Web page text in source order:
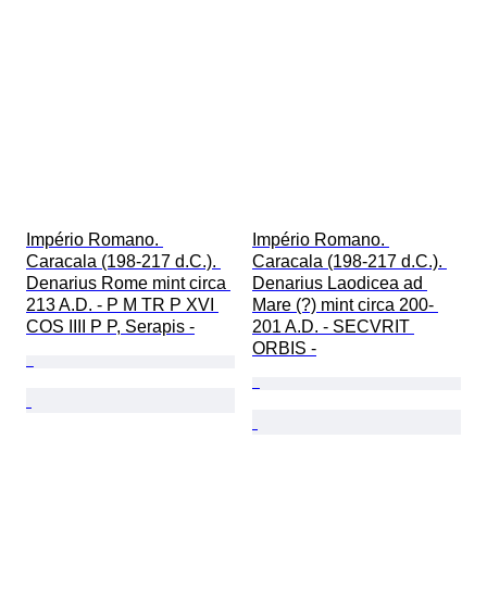
Império Romano.
Caracala (198-217 d.C.).
Denarius Rome mint circa
213 A.D. - P M TR P XVI
COS IIII P P, Serapis -
Império Romano.
Caracala (198-217 d.C.).
Denarius Laodicea ad
Mare (?) mint circa 200-
201 A.D. - SECVRIT
ORBIS -